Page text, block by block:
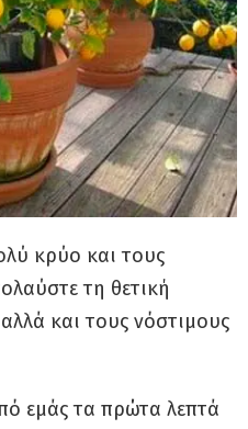
κρύο και τους
τη θετική
και τους νόστιμους
εμάς τα πρώτα λεπτά